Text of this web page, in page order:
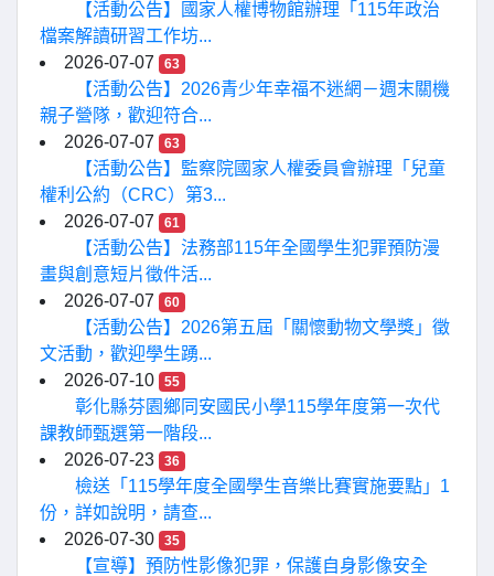
【活動公告】國家人權博物館辦理「115年政治
檔案解讀研習工作坊...
2026-07-07
63
【活動公告】2026青少年幸福不迷網－週末關機
親子營隊，歡迎符合...
2026-07-07
63
【活動公告】監察院國家人權委員會辦理「兒童
權利公約（CRC）第3...
2026-07-07
61
【活動公告】法務部115年全國學生犯罪預防漫
畫與創意短片徵件活...
2026-07-07
60
【活動公告】2026第五屆「關懷動物文學獎」徵
文活動，歡迎學生踴...
2026-07-10
55
彰化縣芬園鄉同安國民小學115學年度第一次代
課教師甄選第一階段...
2026-07-23
36
檢送「115學年度全國學生音樂比賽實施要點」1
份，詳如說明，請查...
2026-07-30
35
【宣導】預防性影像犯罪，保護自身影像安全